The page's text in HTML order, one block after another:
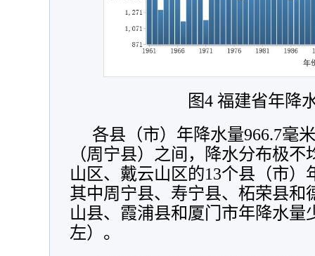
图4 福建省年降
各县（市）年降水量966.7毫
（周宁县）之间，降水分布极
山区、戴云山区的13个县（市）
其中周宁县、寿宁县、柘荣县和
山县、霞浦县和厦门市年降水量
左）。